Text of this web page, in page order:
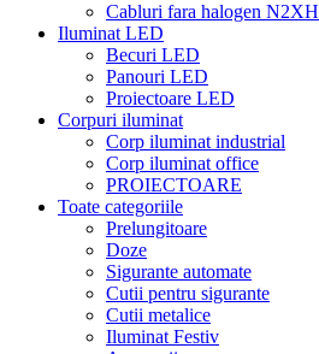
Cabluri fara halogen N2XH
Iluminat LED
Becuri LED
Panouri LED
Proiectoare LED
Corpuri iluminat
Corp iluminat industrial
Corp iluminat office
PROIECTOARE
Toate categoriile
Prelungitoare
Doze
Sigurante automate
Cutii pentru sigurante
Cutii metalice
Iluminat Festiv